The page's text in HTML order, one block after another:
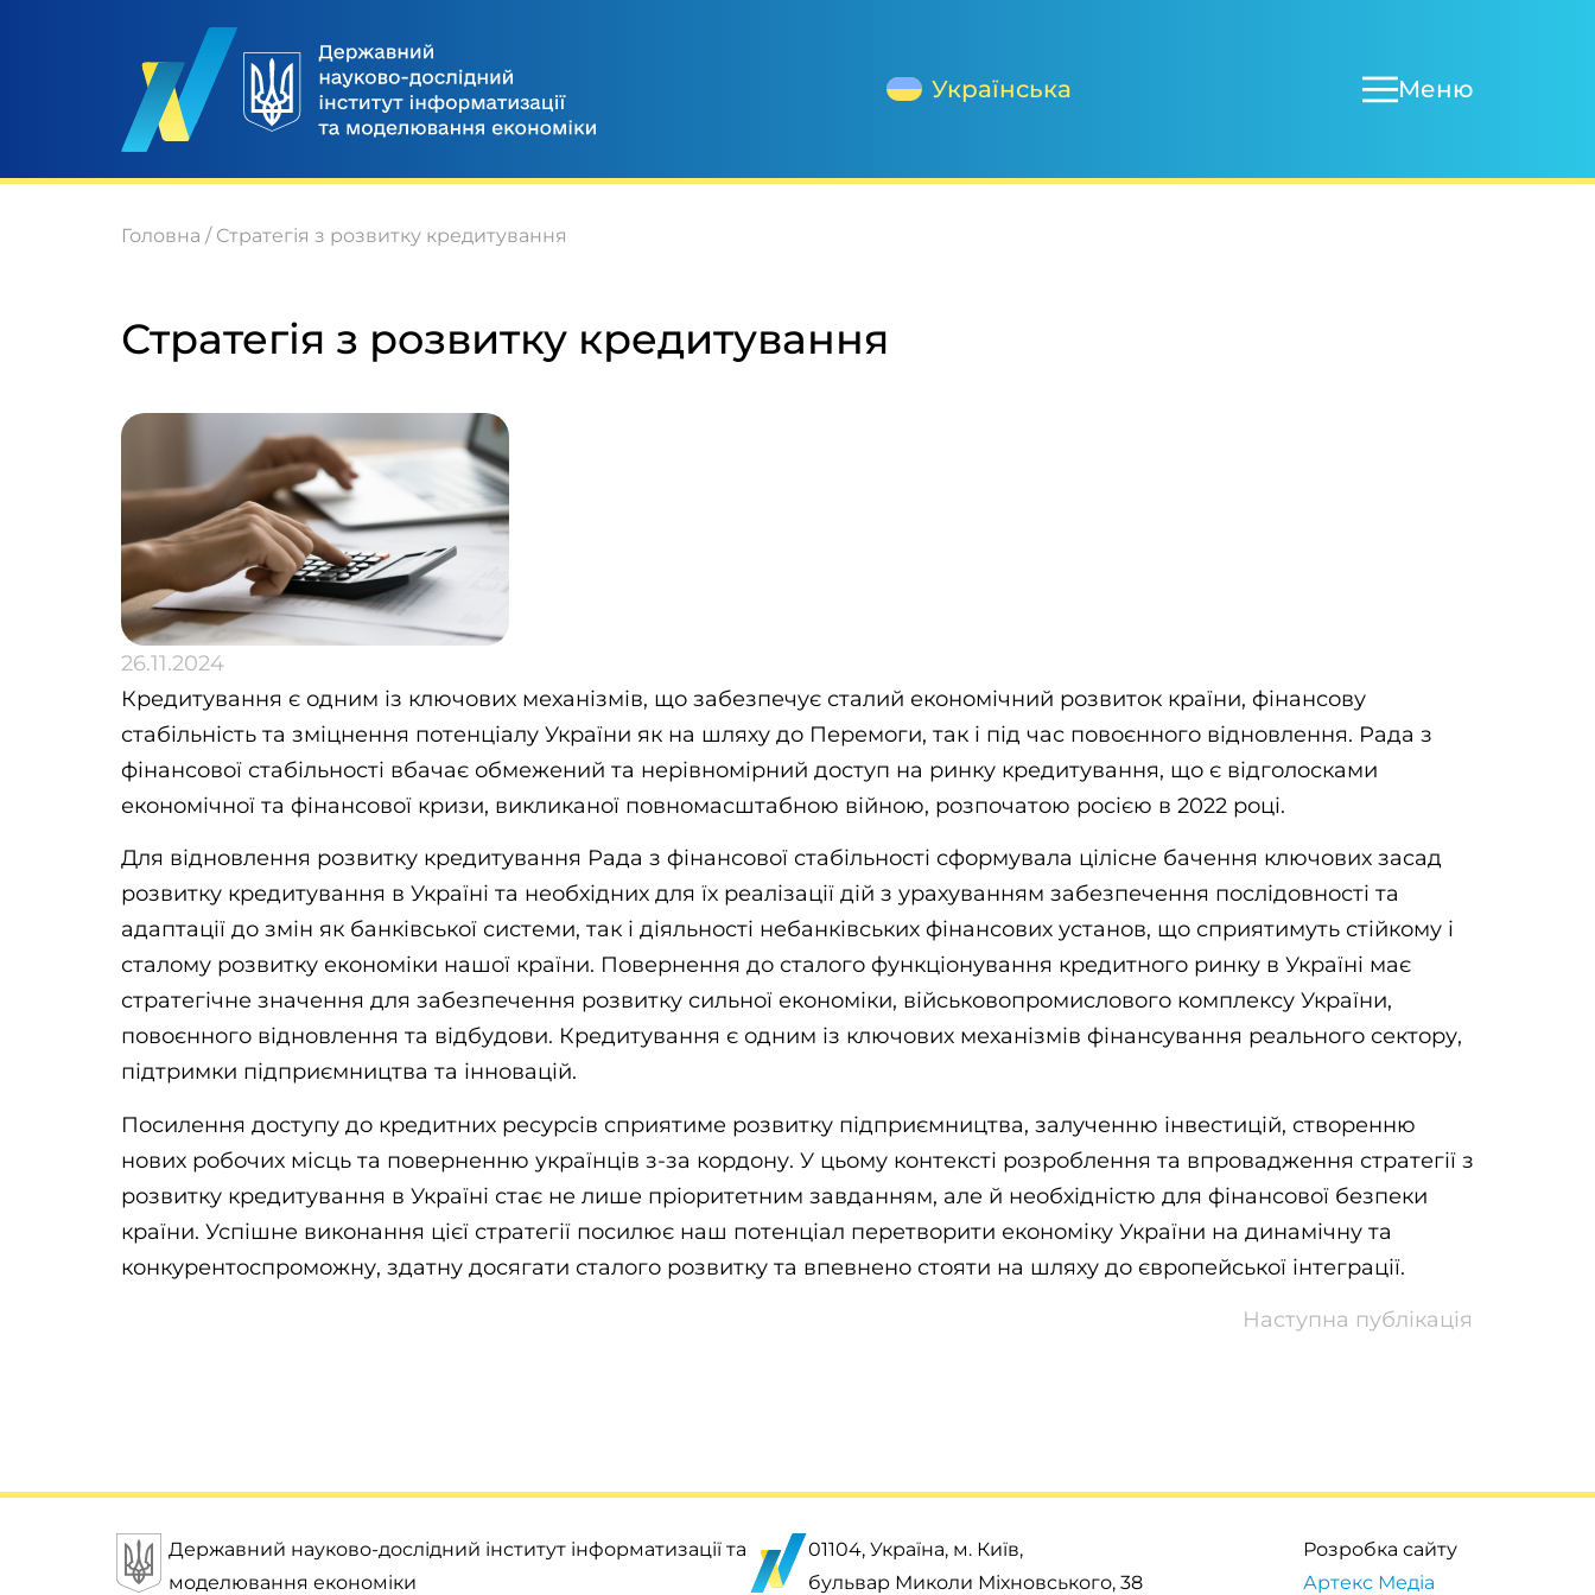
Українська Меню
Головна / Стратегія з розвитку кредитування
Стратегія з розвитку кредитування
26.11.2024
Кредитування є одним із ключових механізмів, що забезпечує сталий економічний розвиток країни, фінансову
стабільність та зміцнення потенціалу України як на шляху до Перемоги, так і під час повоєнного відновлення. Рада з
фінансової стабільності вбачає обмежений та нерівномірний доступ на ринку кредитування, що є відголосками
економічної та фінансової кризи, викликаної повномасштабною війною, розпочатою росією в 2022 році.
Для відновлення розвитку кредитування Рада з фінансової стабільності сформувала цілісне бачення ключових засад
розвитку кредитування в Україні та необхідних для їх реалізації дій з урахуванням забезпечення послідовності та
адаптації до змін як банківської системи, так і діяльності небанківських фінансових установ, що сприятимуть стійкому і
сталому розвитку економіки нашої країни. Повернення до сталого функціонування кредитного ринку в Україні має
стратегічне значення для забезпечення розвитку сильної економіки, військовопромислового комплексу України,
повоєнного відновлення та відбудови. Кредитування є одним із ключових механізмів фінансування реального сектору,
підтримки підприємництва та інновацій.
Посилення доступу до кредитних ресурсів сприятиме розвитку підприємництва, залученню інвестицій, створенню
нових робочих місць та поверненню українців з-за кордону. У цьому контексті розроблення та впровадження стратегії з
розвитку кредитування в Україні стає не лише пріоритетним завданням, але й необхідністю для фінансової безпеки
країни. Успішне виконання цієї стратегії посилює наш потенціал перетворити економіку України на динамічну та
конкурентоспроможну, здатну досягати сталого розвитку та впевнено стояти на шляху до європейської інтеграції.
Наступна публікація
Державний науково-дослідний інститут інформатизації та
моделювання економіки
01104, Україна, м. Київ,
бульвар Миколи Міхновського, 38
Розробка сайту
Артекс Медіа